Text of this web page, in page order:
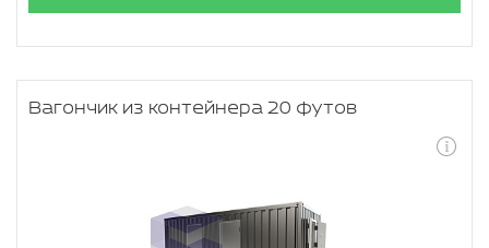
Вагончик из контейнера 20 футов